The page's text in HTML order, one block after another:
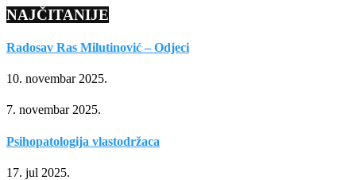
NAJČITANIJE
Radosav Ras Milutinović – Odjeci
10. novembar 2025.
7. novembar 2025.
Psihopatologija vlastodržaca
17. jul 2025.